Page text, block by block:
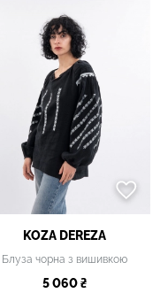
KOZA DEREZA
Блуза чорна з вишивкою
5 060 ₴